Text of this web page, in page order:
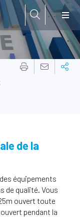
de la
équipements
de qualité. Vous
ouvert toute
pendant la